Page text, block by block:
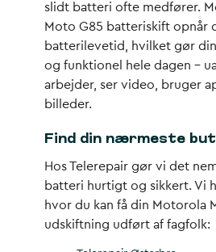
slidt batteri ofte medfører.
Moto G85 batteriskift opnår
batterilevetid, hvilket gør
og funktionel hele dagen –
arbejder, ser video, bruger
billeder.
Find din nærmeste
Hos Telerepair gør vi det
batteri hurtigt og sikkert. Vi
hvor du kan få din Motorola
udskiftning udført af fagfolk: